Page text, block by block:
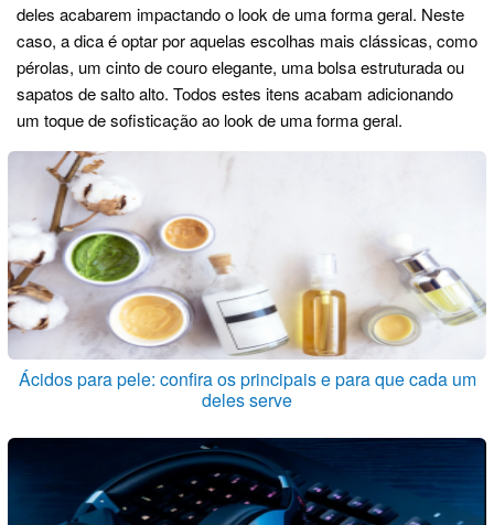
deles acabarem impactando o look de uma forma geral. Neste
caso, a dica é optar por aquelas escolhas mais clássicas, como
pérolas, um cinto de couro elegante, uma bolsa estruturada ou
sapatos de salto alto. Todos estes itens acabam adicionando
um toque de sofisticação ao look de uma forma geral.
Ácidos para pele: confira os principais e para que cada um
deles serve